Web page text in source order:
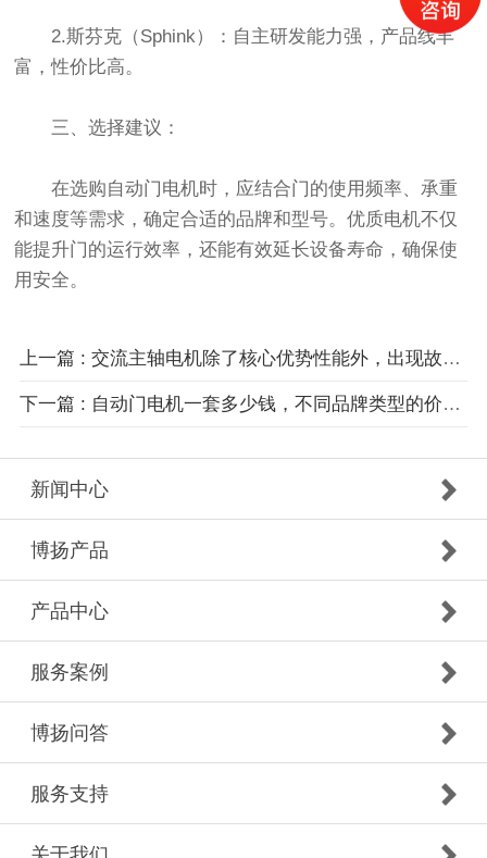
2.斯芬克（Sphink）：自主研发能力强，产品线丰
富，性价比高。
三、选择建议：
在选购自动门电机时，应结合门的使用频率、承重
和速度等需求，确定合适的品牌和型号。优质电机不仅
能提升门的运行效率，还能有效延长设备寿命，确保使
用安全。
上一篇 : 交流主轴电机除了核心优势性能外，出现故障维修方便吗？
下一篇 : 自动门电机一套多少钱，不同品牌类型的价格怎么选择？
新闻中心
博扬产品
产品中心
服务案例
博扬问答
服务支持